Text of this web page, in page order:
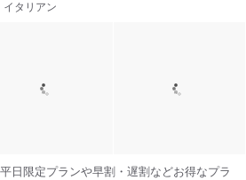
イタリアン
日限定プランや早割・遅割などお得なプラ